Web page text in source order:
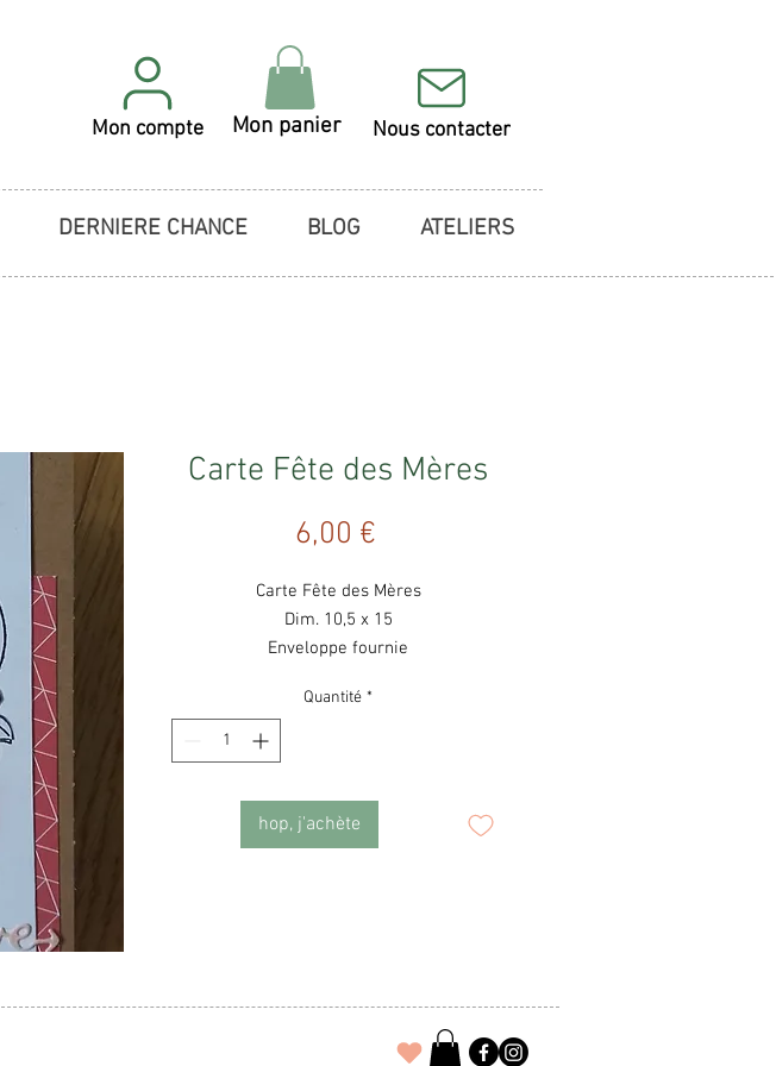
Mon compte Nous contacter
Mon panier
DERNIERE CHANCE BLOG ATELIERS
Carte Fête des Mères
6,00 €Prix
Carte Fête des Mères
Dim. 10,5 x 15
Enveloppe fournie
Quantité *
hop, j'achète